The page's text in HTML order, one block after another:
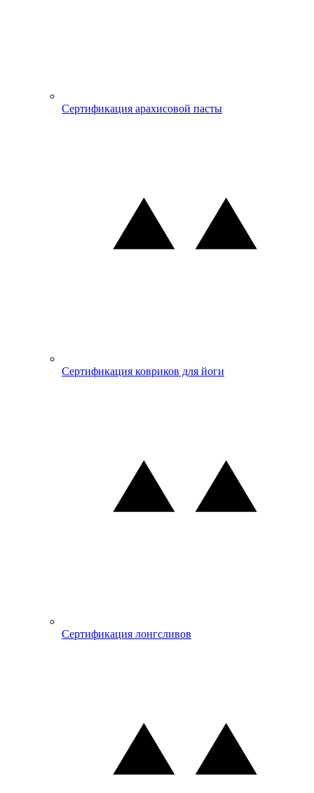
Сертификация арахисовой пасты
Сертификация ковриков для йоги
Сертификация лонгсливов